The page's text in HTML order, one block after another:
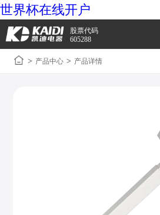
世界杯在线开户
股票代码
605288
> 产品中心 > 产品详情